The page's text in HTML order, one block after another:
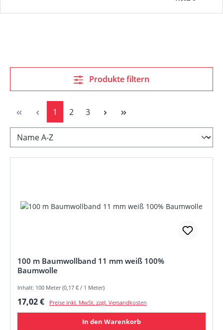
Produkte filtern
Seite
1 Seite
2 Seite
3
100 m Baumwollband 11 mm weiß 100%
Baumwolle
Inhalt: 100 Meter (0,17 € / 1 Meter)
Regulärer Preis:
17,02 € Preise inkl. MwSt. zzgl. Versandkosten
In den Warenkorb